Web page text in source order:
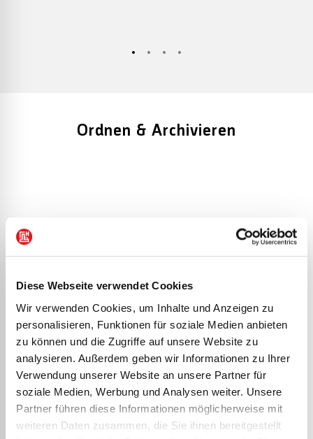
Diese Webseite verwendet Cookies
Wir verwenden Cookies, um Inhalte und Anzeigen zu
personalisieren, Funktionen für soziale Medien anbieten
zu können und die Zugriffe auf unsere Website zu
analysieren. Außerdem geben wir Informationen zu Ihrer
Verwendung unserer Website an unsere Partner für
soziale Medien, Werbung und Analysen weiter. Unsere
Partner führen diese Informationen möglicherweise mit
weiteren Daten zusammen, die Sie ihnen bereitgestellt
Ordnen & Archivieren
Sortieren nach
Bankordner | 245×160
mm, 2-Bügel-Reiß-
Mechanik, Ø 30 mm,
Füllhöhe: 20 mm,
Bankordner Metallico
| 2-Bügel-Reiß-
Mechanik, Ø 30 mm,
sortiert